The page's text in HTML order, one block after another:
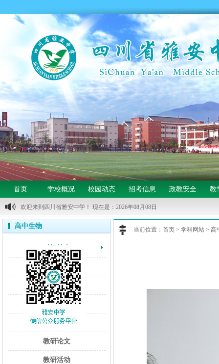
首页 学校概况 校园动态 招考信息 政教安全 教
欢迎来到四川省雅安中学！ 现在是：2026年08月08日
高中生物
科组简介
学科快讯
名师介绍
成果展示
课程建设
教研论文
教研活动
当前位置： 首页 > 学科网站 > 高